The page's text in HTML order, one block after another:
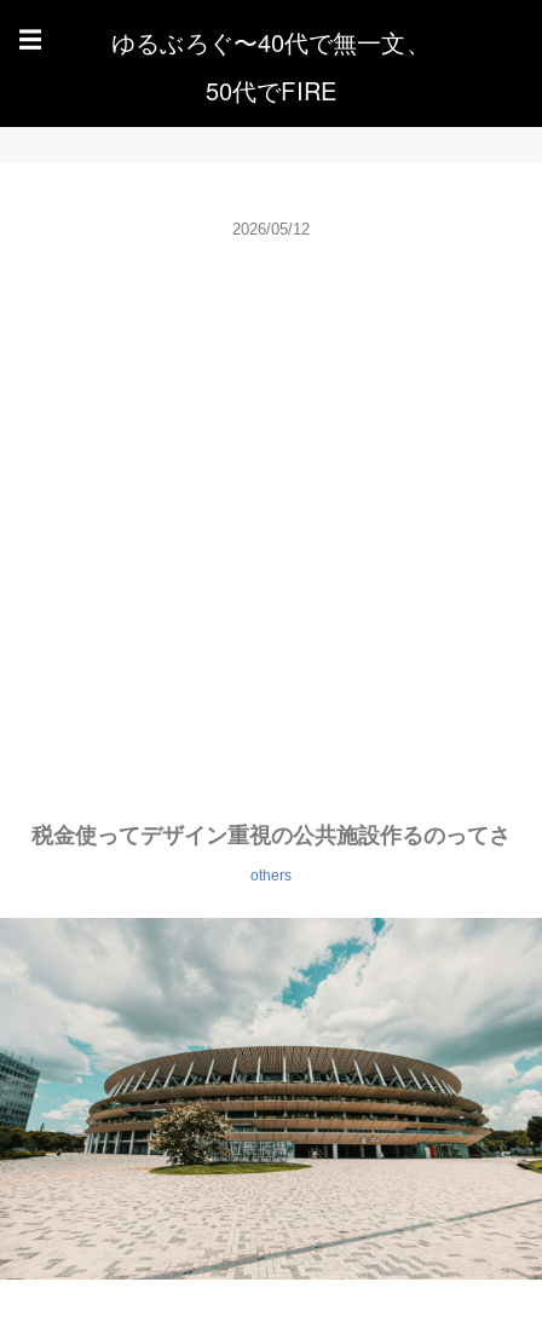
☰
ゆるぶろぐ〜40代で無一文、
50代でFIRE
2026/05/12
税金使ってデザイン重視の公共施設作るのってさ
others